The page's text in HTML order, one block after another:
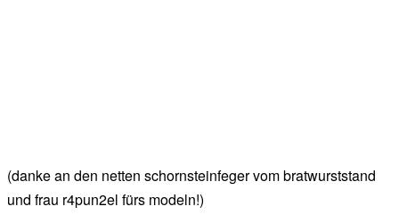
(danke an den netten schornsteinfeger vom bratwurststand
und frau r4pun2el fürs modeln!)